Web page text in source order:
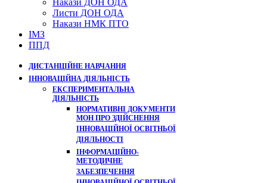
Накази ДОН ОДА
Листи ДОН ОДА
Накази НМК ПТО
ІМЗ
ППД
ДИСТАНЦІЙНЕ НАВЧАННЯ
ІННОВАЦІЙНА ДІЯЛЬНІСТЬ
ЕКСПЕРИМЕНТАЛЬНА
ДІЯЛЬНІСТЬ
НОРМАТИВНІ ДОКУМЕНТИ
МОН ПРО ЗДІЙСНЕННЯ
ІННОВАЦІЙНОЇ ОСВІТНЬОЇ
ДІЯЛЬНОСТІ
ІНФОРМАЦІЙНО-
МЕТОДИЧНЕ
ЗАБЕЗПЕЧЕННЯ